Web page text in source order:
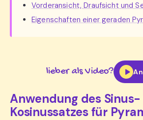
Vorderansicht, Draufsicht und
Eigenschaften einer geraden
lieber als Video?
Anwendung des
Kosinussatzes für